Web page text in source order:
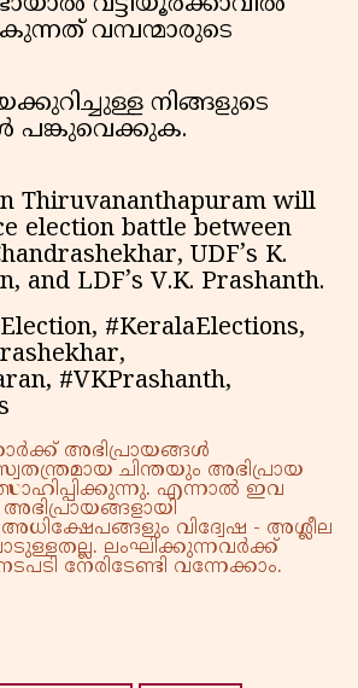
വമ്പന്മാരുടെ
നിങ്ങളുടെ
പങ്കുവെക്കുക.
Thiruvananthapuram will
election battle between
UDF’s K.
and LDF’s V.K. Prashanth.
#KeralaElections,
#VKPrashanth,
അഭിപ്രായങ്ങൾ
ചിന്തയും അഭിപ്രായ
എന്നാൽ ഇവ
വിദ്വേഷ - അശ്ലീല
ലംഘിക്കുന്നവർക്ക്
നേരിടേണ്ടി വന്നേക്കാം.